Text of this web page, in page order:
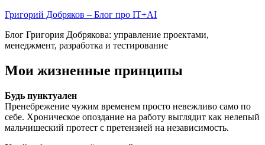
Skip
content
Григорий Добряков – Блог про IT+AI
Блог Григория Добрякова: управление проектами,
менеджмент, разработка и тестирование
Мои жизненные принципы
Будь пунктуален
Пренебрежение чужим временем просто невежливо само по
себе. Хроническое опоздание на работу выглядит как нелепый
мальчишеский протест с претензией на независимость.